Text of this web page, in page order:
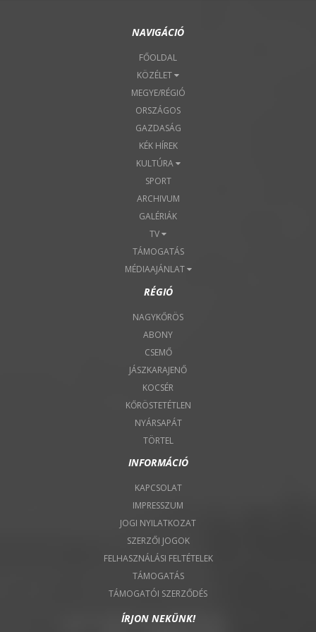
NAVIGÁCIÓ
FŐOLDAL
KÖZÉLET
MEGYE/RÉGIÓ
ORSZÁGOS
GAZDASÁG
KÉK HÍREK
KULTÚRA
SPORT
ARCHIVUM
GALÉRIÁK
TV
TÁMOGATÁS
MÉDIAAJÁNLAT
RÉGIÓ
NAGYKŐRÖS
ABONY
CSEMŐ
JÁSZKARAJENŐ
KOCSÉR
KŐRÖSTETÉTLEN
NYÁRSAPÁT
TÖRTEL
INFORMÁCIÓ
KAPCSOLAT
IMPRESSZUM
JOGI NYILATKOZAT
SZERZŐI JOGOK
FELHASZNÁLÁSI FELTÉTELEK
TÁMOGATÁS
TÁMOGATÓI SZERZŐDÉS
ÍRJON NEKÜNK!